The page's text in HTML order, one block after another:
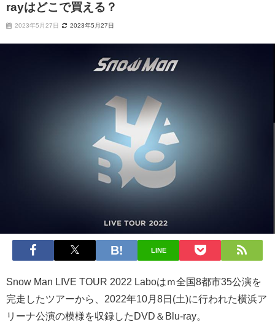
rayはどこで買える？
2023年5月27日 2023年5月27日
LINE
Snow Man LIVE TOUR 2022 Laboはｍ全国8都市35公演を
完走したツアーから、2022年10月8日(土)に行われた横浜ア
リーナ公演の模様を収録したDVD＆Blu-ray。